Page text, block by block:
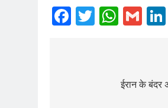
Facebook
Twitter
navigationईरान के बंदर